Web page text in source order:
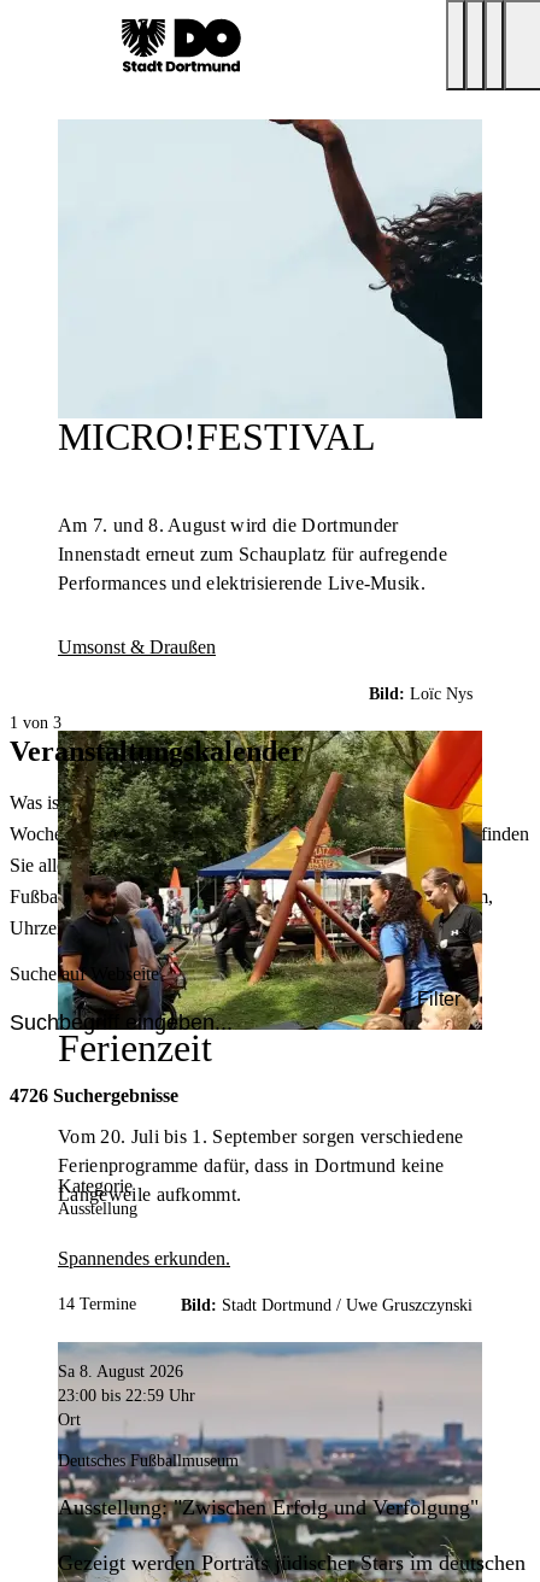
MICRO!FESTIVAL
Am 7. und 8. August wird die Dortmunder
Innenstadt erneut zum Schauplatz für aufregende
Performances und elektrisierende Live-Musik.
Umsonst & Draußen
Bild: Loïc Nys
Ferienzeit
Vom 20. Juli bis 1. September sorgen verschiedene
Ferienprogramme dafür, dass in Dortmund keine
Langeweile aufkommt.
Spannendes erkunden.
Bild: Stadt Dortmund / Uwe Gruszczynski
1 von 3
Veranstaltungskalender
Was ist heute in Dortmund los? Welche Konzerte gibt es am
Wochenende? Im größten Veranstaltungskalender Dortmunds finden
Sie alle Events – von der Stadt- oder Museumsführung übers
Fußballspiel bis zum Flohmarkt. Sie können dabei nach Datum,
Uhrzeit, Ort oder Art der Veranstaltung auswählen. Viel Spaß!
Suche auf Webseite
Filter
4726 Suchergebnisse
Kategorie
Ausstellung
14 Termine
Sa 8. August 2026
23:00 bis 22:59 Uhr
Ort
Deutsches Fußballmuseum
Ausstellung: "Zwischen Erfolg und Verfolgung"
Gezeigt werden Porträts jüdischer Stars im deutschen